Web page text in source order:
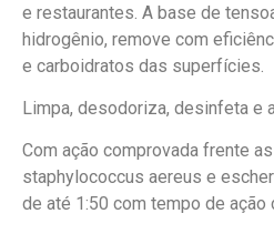
e restaurantes. A base de
hidrogênio, remove com
e carboidratos das superfícies.
Limpa, desodoriza, desinfeta e
Com ação comprovada frente
staphylococcus aereus e
de até 1:50 com tempo de ação